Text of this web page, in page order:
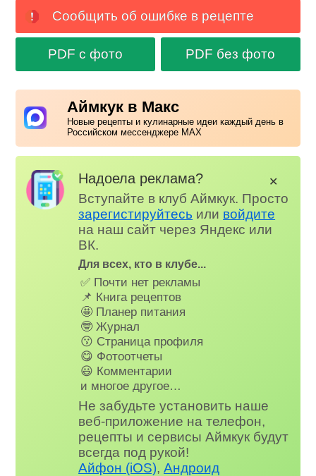
Сообщить об ошибке в рецепте
PDF с фото PDF без фото
Аймкук в Макс
Новые рецепты и кулинарные идеи каждый день в
Российском мессенджере MAX
Надоела реклама?
Вступайте в клуб Аймкук. Просто
зарегистируйтесь или войдите
на наш сайт через Яндекс или
ВК.
Для всех, кто в клубе...
✅ Почти нет рекламы
📌 Книга рецептов
🤩 Планер питания
🤓 Журнал
😗 Страница профиля
😋 Фотоотчеты
😃 Комментарии
и многое другое…
Не забудьте установить наше
веб-приложение на телефон,
рецепты и сервисы Аймкук будут
всегда под рукой!
Айфон (iOS),Андроид
✕